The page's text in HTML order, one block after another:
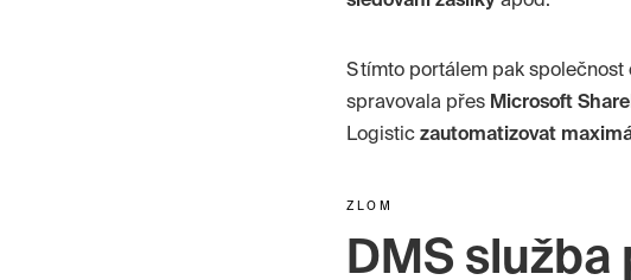
S tímto portálem pak
spravovala přes Microsoft
Logistic zautomatizovat
ZLOM
DMS